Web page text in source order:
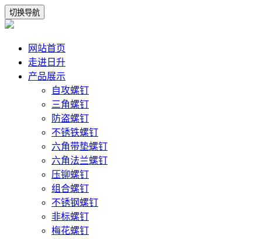
切换导航
网站首页
走进日升
产品展示
自攻螺钉
三角螺钉
防盗螺钉
不锈铁螺钉
六角带垫螺钉
六角法兰螺钉
压铆螺钉
组合螺钉
不锈钢螺钉
非标螺钉
梅花螺钉